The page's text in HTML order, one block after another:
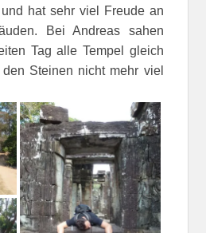
hat sehr viel Freude an
Bei Andreas sahen
Tag alle Tempel gleich
Steinen nicht mehr viel